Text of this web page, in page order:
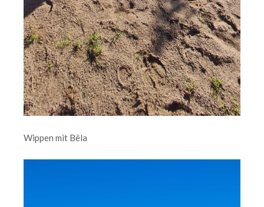
Wippen mit Bêla